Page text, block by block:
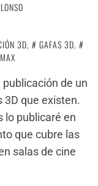
3D, GAFAS 3D,
de un
que existen.
lo publicaré en
que cubre las
salas de cine